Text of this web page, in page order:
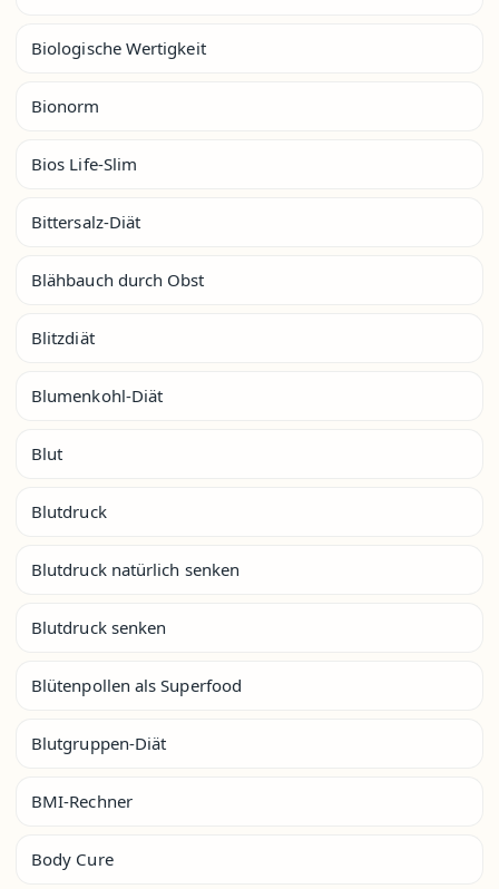
Biologische Wertigkeit
Bionorm
Bios Life-Slim
Bittersalz-Diät
Blähbauch durch Obst
Blitzdiät
Blumenkohl-Diät
Blut
Blutdruck
Blutdruck natürlich senken
Blutdruck senken
Blütenpollen als Superfood
Blutgruppen-Diät
BMI-Rechner
Body Cure